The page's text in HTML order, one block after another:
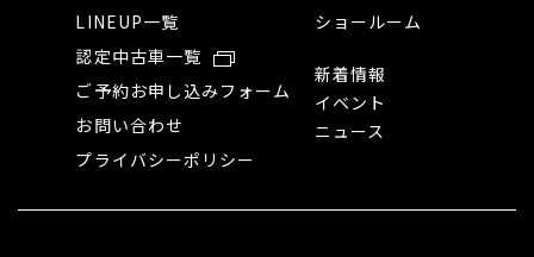
LINEUP一覧
認定中古車一覧
ご予約お申し込みフォーム
お問い合わせ
プライバシーポリシー
ショールーム
新着情報
イベント
ニュース